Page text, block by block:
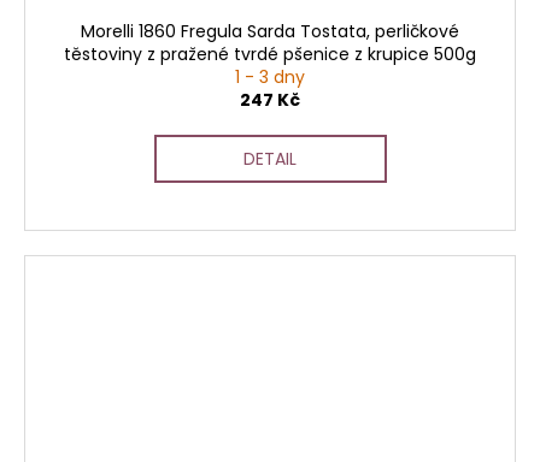
Morelli 1860 Fregula Sarda Tostata, perličkové
těstoviny z pražené tvrdé pšenice z krupice 500g
1 - 3 dny
247 Kč
DETAIL